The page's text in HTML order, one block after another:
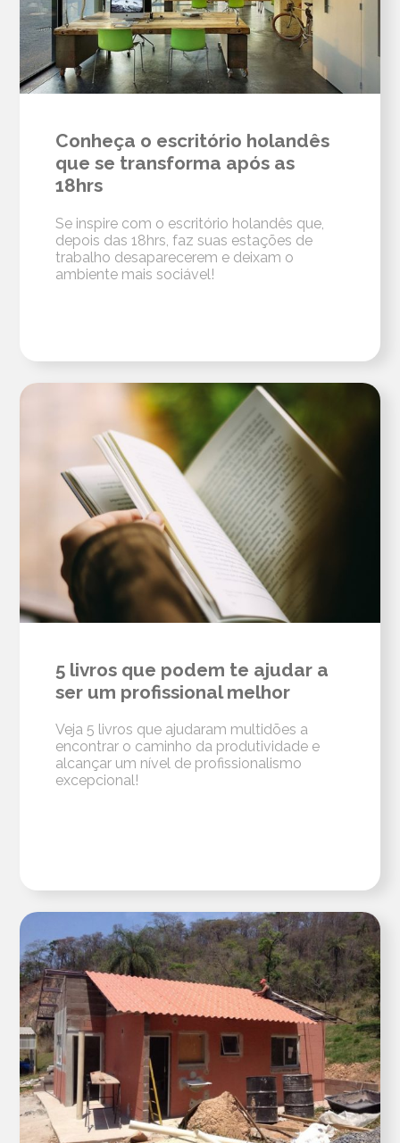
Conheça o escritório holandês
que se transforma após as
18hrs
Se inspire com o escritório holandês que,
depois das 18hrs, faz suas estações de
trabalho desaparecerem e deixam o
ambiente mais sociável!
5 livros que podem te ajudar a
ser um profissional melhor
Veja 5 livros que ajudaram multidões a
encontrar o caminho da produtividade e
alcançar um nível de profissionalismo
excepcional!